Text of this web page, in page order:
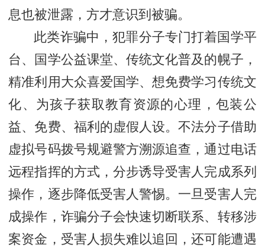
息也被泄露，方才意识到被骗。
此类诈骗中，犯罪分子专门打着国学平
台、国学公益课堂、传统文化普及的幌子，
精准利用大众喜爱国学、想免费学习传统文
化、为孩子获取教育资源的心理，包装公
益、免费、福利的虚假人设。不法分子借助
虚拟号码拨号规避警方溯源追查，通过电话
远程指挥的方式，分步诱导受害人完成系列
操作，逐步降低受害人警惕。一旦受害人完
成操作，诈骗分子会快速切断联系、转移涉
案资金，受害人损失难以追回，还可能遭遇